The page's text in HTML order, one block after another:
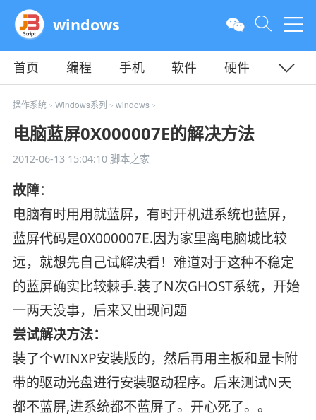
windows
首页 编程 手机 软件
硬件
教程
平面 服务器
操作系统> Windows系列 > windows>
电脑蓝屏0X000007E的解决方法
2012-06-13 15:04:10脚本之家
故障：
电脑有时用用就蓝屏，有时开机进系统也蓝屏，
蓝屏代码是0X000007E.因为家里离电脑城比较
远，就想先自己试解决看！难道对于这种不稳定
的蓝屏确实比较棘手.装了N次GHOST系统，开始
一两天没事，后来又出现问题
尝试解决方法：
装了个WINXP安装版的，然后再用主板和显卡附
带的驱动光盘进行安装驱动程序。后来测试N天
都不蓝屏,进系统都不蓝屏了。开心死了。。